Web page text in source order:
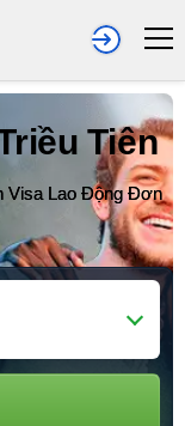
Tiên
Visa Lao Động Đơn